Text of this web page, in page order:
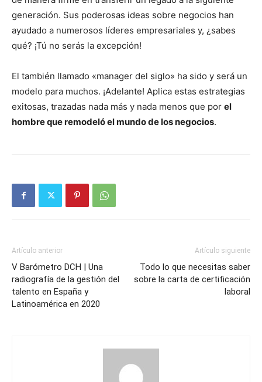
generación. Sus poderosas ideas sobre negocios han
ayudado a numerosos líderes empresariales y, ¿sabes
qué? ¡Tú no serás la excepción!
El también llamado «manager del siglo» ha sido y será un
modelo para muchos. ¡Adelante! Aplica estas estrategias
exitosas, trazadas nada más y nada menos que por el
hombre que remodeló el mundo de los negocios.
Artículo anterior
V Barómetro DCH | Una
radiografía de la gestión del
talento en España y
Latinoamérica en 2020
Artículo siguiente
Todo lo que necesitas saber
sobre la carta de certificación
laboral